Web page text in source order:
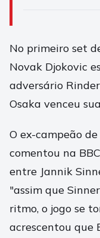
No primeiro set
Novak Djokovic
adversário
Osaka venceu
O ex-campeão
comentou na
entre Jannik
"assim que
ritmo, o jogo se
acrescentou que